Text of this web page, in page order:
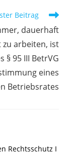
Beitrag
dauerhaft
arbeiten, ist
§ 95 III BetrVG
eines
Betriebsrates
Rechtsschutz I